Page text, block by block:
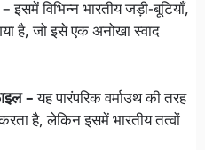
– इसमें विभिन्न भारतीय जड़ी-बूटियाँ,
है, जो इसे एक अनोखा स्वाद
–यह पारंपरिक वर्माउथ की तरह
है, लेकिन इसमें भारतीय तत्वों